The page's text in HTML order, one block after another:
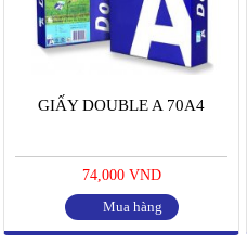
GIẤY DOUBLE A 70A4
74,000 VND
Mua hàng